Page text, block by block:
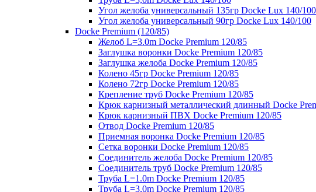
Угол желоба универсальный 135гр Docke Lux 140/100
Угол желоба универсальный 90гр Docke Lux 140/100
Docke Premium (120/85)
Желоб L=3.0m Docke Premium 120/85
Заглушка воронки Docke Premium 120/85
Заглушка желоба Docke Premium 120/85
Колено 45гр Docke Premium 120/85
Колено 72гр Docke Premium 120/85
Крепление труб Docke Premium 120/85
Крюк карнизный металлический длинный Docke
Крюк карнизный ПВХ Docke Premium 120/85
Отвод Docke Premium 120/85
Приемная воронка Docke Premium 120/85
Сетка воронки Docke Premium 120/85
Соединитель желоба Docke Premium 120/85
Соединитель труб Docke Premium 120/85
Труба L=1.0m Docke Premium 120/85
Труба L=3,0m Docke Premium 120/85